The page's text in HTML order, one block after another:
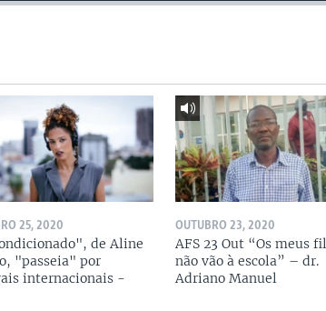
25, 2020
de Aline
"passeia" por
internacionais -
OUTUBRO 23, 2020
AFS 23 Out “Os meus
não vão à escola” – dr.
Adriano Manuel